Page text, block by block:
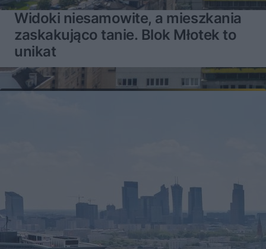
Widoki niesamowite, a mieszkania
zaskakująco tanie. Blok Młotek to
unikat